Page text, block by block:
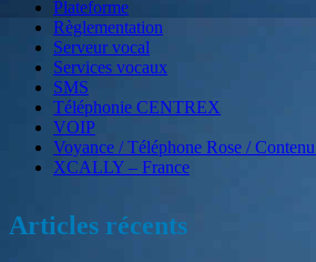
Plateforme
Règlementation
Serveur vocal
Services vocaux
SMS
Téléphonie CENTREX
VOIP
Voyance / Téléphone Rose /
XCALLY – France
Articles récents